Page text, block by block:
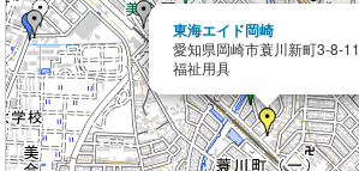
東海エイド岡崎
愛知県岡崎市蓑川新町3-8-11
福祉用具